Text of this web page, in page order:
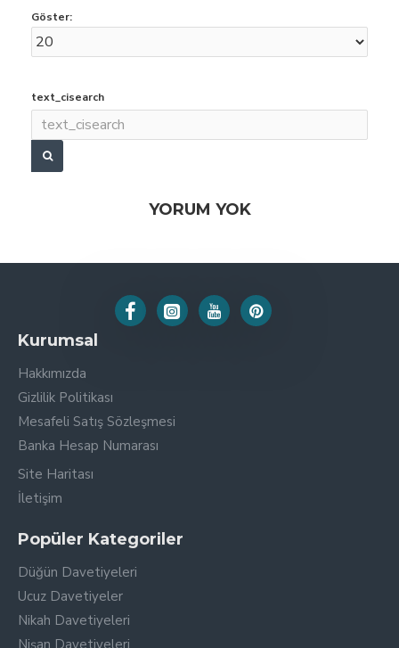
Göster:
text_cisearch
YORUM YOK
Kurumsal
Hakkımızda
Gizlilik Politikası
Mesafeli Satış Sözleşmesi
Banka Hesap Numarası
Site Haritası
İletişim
Popüler Kategoriler
Düğün Davetiyeleri
Ucuz Davetiyeler
Nikah Davetiyeleri
Nişan Davetiyeleri